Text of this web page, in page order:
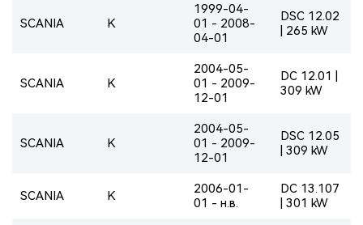
SCANIA K
1999-04-
01 - 2008-
04-01
DSC 12.02
| 265 kW
SCANIA K
2004-05-
01 - 2009-
12-01
DC 12.01 |
309 kW
SCANIA K
2004-05-
01 - 2009-
12-01
DSC 12.05
| 309 kW
SCANIA K
2006-01-
01 - н.в.
DC 13.107
| 301 kW